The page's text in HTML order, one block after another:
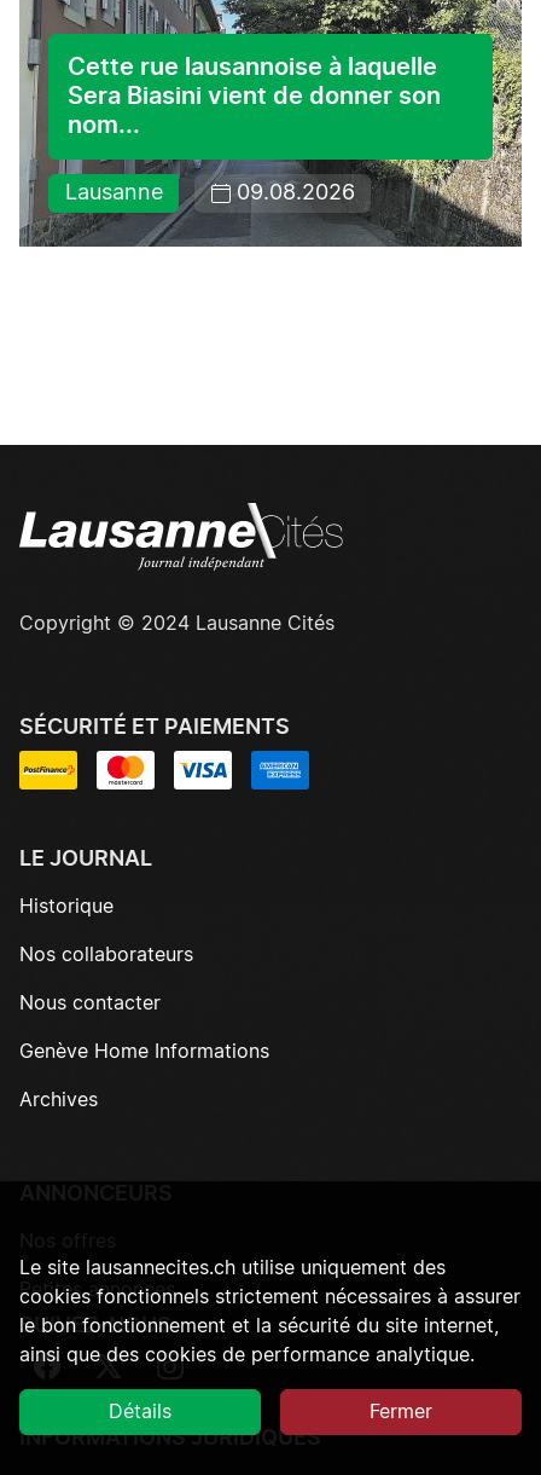
Cette rue lausannoise à laquelle
Sera Biasini vient de donner son
nom...
Lausanne 09.08.2026
Copyright © 2024 Lausanne Cités
SÉCURITÉ ET PAIEMENTS
LE JOURNAL
Historique
Nos collaborateurs
Nous contacter
Genève Home Informations
Archives
Petites annonces
SUIVEZ-NOUS
Suivez-nous sur Facebook
Suivez-nous sur Twitter
Suivez-nous sur Instagram
INFORMATIONS JURIDIQUES
Le site lausannecites.ch utilise uniquement des
cookies fonctionnels strictement nécessaires à assurer
le bon fonctionnement et la sécurité du site internet,
ainsi que des cookies de performance analytique.
Détails Fermer